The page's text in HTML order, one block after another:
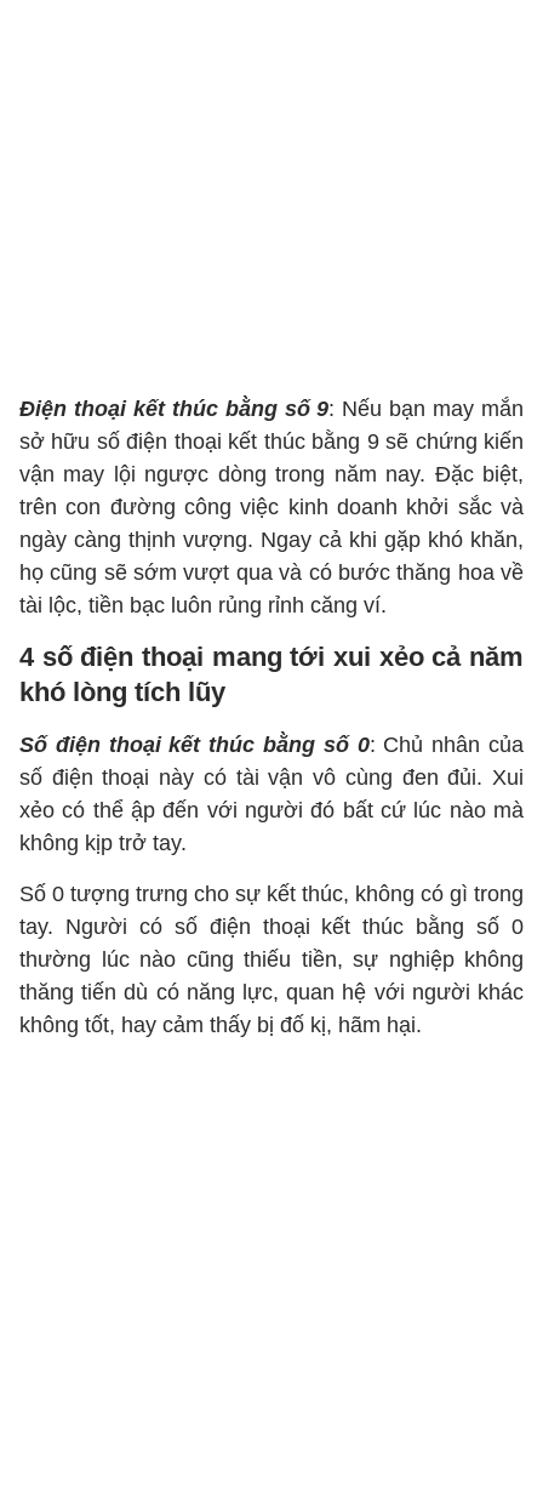
Điện thoại kết thúc bằng số 9: Nếu bạn may mắn
sở hữu số điện thoại kết thúc bằng 9 sẽ chứng kiến
vận may lội ngược dòng trong năm nay. Đặc biệt,
trên con đường công việc kinh doanh khởi sắc và
ngày càng thịnh vượng. Ngay cả khi gặp khó khăn,
họ cũng sẽ sớm vượt qua và có bước thăng hoa về
tài lộc, tiền bạc luôn rủng rỉnh căng ví.
4 số điện thoại mang tới xui xẻo cả năm
khó lòng tích lũy
Số điện thoại kết thúc bằng số 0: Chủ nhân của
số điện thoại này có tài vận vô cùng đen đủi. Xui
xẻo có thể ập đến với người đó bất cứ lúc nào mà
không kịp trở tay.
Số 0 tượng trưng cho sự kết thúc, không có gì trong
tay. Người có số điện thoại kết thúc bằng số 0
thường lúc nào cũng thiếu tiền, sự nghiệp không
thăng tiến dù có năng lực, quan hệ với người khác
không tốt, hay cảm thấy bị đố kị, hãm hại.